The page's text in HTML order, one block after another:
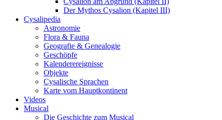
Der Mythos Cysalion (Kapitel III)
Cysalipedia
Astronomie
Flora & Fauna
Geografie & Genealogie
Geschöpfe
Kalenderereignisse
Objekte
Cysalische Sprachen
Karte vom Hauptkontinent
Videos
Musical
Die Geschichte zum Musical